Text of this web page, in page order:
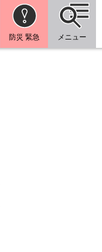
防災 緊急 メニュー